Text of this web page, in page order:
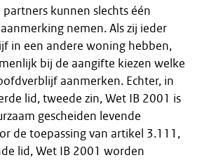
partners kunnen slechts één
nemen. Als zij ieder
in een andere woning hebben,
bij de aangifte kiezen welke
aanmerken. Echter, in
lid, tweede zin, Wet IB 2001 is
gescheiden levende
de toepassing van artikel 3.111,
lid, Wet IB 2001 worden